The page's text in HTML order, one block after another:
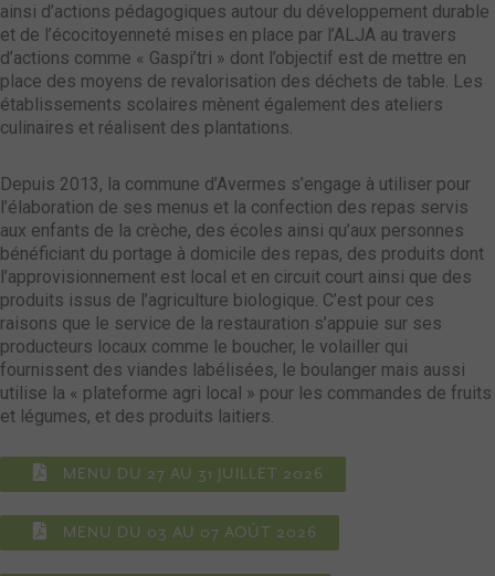
ainsi d’actions pédagogiques autour du développement durable
et de l’écocitoyenneté mises en place par l’ALJA au travers
d’actions comme « Gaspi’tri » dont l’objectif est de mettre en
place des moyens de revalorisation des déchets de table. Les
établissements scolaires mènent également des ateliers
culinaires et réalisent des plantations.
Depuis 2013, la commune d’Avermes s’engage à utiliser pour
l’élaboration de ses menus et la confection des repas servis
aux enfants de la crèche, des écoles ainsi qu’aux personnes
bénéficiant du portage à domicile des repas, des produits dont
l’approvisionnement est local et en circuit court ainsi que des
produits issus de l’agriculture biologique. C’est pour ces
raisons que le service de la restauration s’appuie sur ses
producteurs locaux comme le boucher, le volailler qui
fournissent des viandes labélisées, le boulanger mais aussi
utilise la « plateforme agri local » pour les commandes de fruits
et légumes, et des produits laitiers.
MENU DU 27 AU 31 JUILLET 2026
MENU DU 03 AU 07 AOÛT 2026